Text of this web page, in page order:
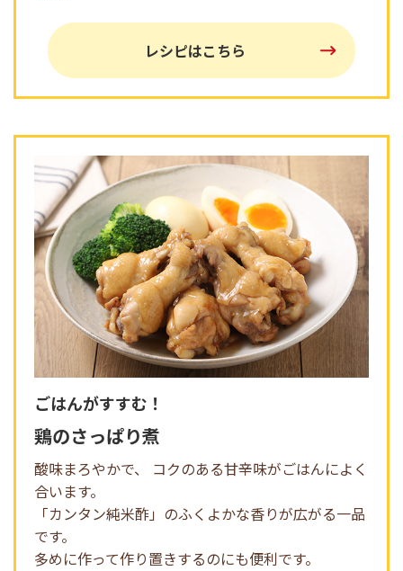
レシピはこちら
ごはんがすすむ！
鶏のさっぱり煮
酸味まろやかで、 コクのある甘辛味がごはんによく
合います。
「カンタン純米酢」のふくよかな香りが広がる一品
です。
多めに作って作り置きするのにも便利です。